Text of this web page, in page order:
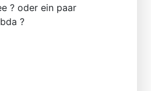
? oder ein paar
?